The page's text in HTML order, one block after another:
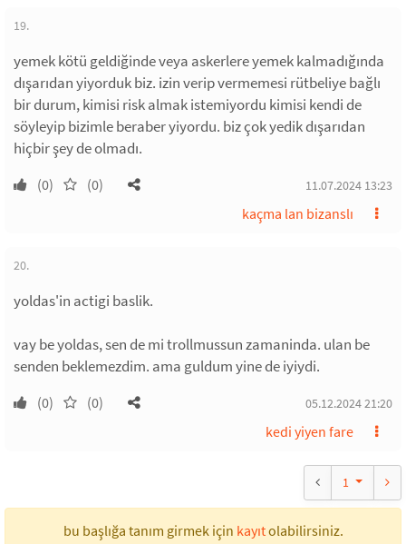
19.
yemek kötü geldiğinde veya askerlere yemek kalmadığında
dışarıdan yiyorduk biz. izin verip vermemesi rütbeliye bağlı
bir durum, kimisi risk almak istemiyordu kimisi kendi de
söyleyip bizimle beraber yiyordu. biz çok yedik dışarıdan
hiçbir şey de olmadı.
(0) (0) 11.07.2024 13:23
kaçma lan bizanslı
20.
yoldas'in actigi baslik.
vay be yoldas, sen de mi trollmussun zamaninda. ulan be
senden beklemezdim. ama guldum yine de iyiydi.
(0) (0) 05.12.2024 21:20
kedi yiyen fare
1
bu başlığa tanım girmek için kayıtolabilirsiniz.